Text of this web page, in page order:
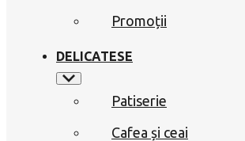
Promoții
DELICATESE
Patiserie
Cafea și ceai